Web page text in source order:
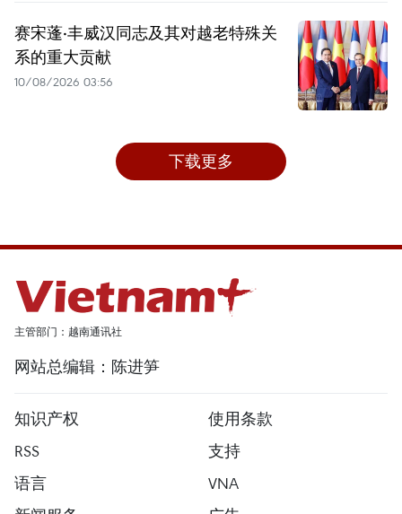
赛宋蓬·丰威汉同志及其对越老特殊关
系的重大贡献
10/08/2026 03:56
下载更多
主管部门：越南通讯社
网站总编辑：陈进笋
知识产权
使用条款
RSS
支持
语言
VNA